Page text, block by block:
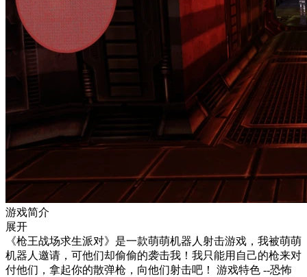
游戏简介
展开
《枪王战场求生派对》是一款萌萌机器人射击游戏，我被萌萌
机器人邀请，可他们却偷偷的袭击我！我只能用自己的枪来对
付他们，拿起你的散弹枪，向他们射击吧！ 游戏特色 --恐怖